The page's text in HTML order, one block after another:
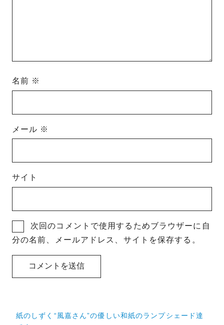
名前 ※
メール ※
サイト
次回のコメントで使用するためブラウザーに自
分の名前、メールアドレス、サイトを保存する。
投
紙のしずく“風嘉さん”の優しい和紙のランプシェード達